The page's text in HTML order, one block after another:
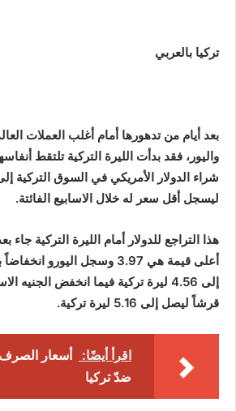
تركيا بالعربي
بعد أيام من تدهورها أمام أغلب العملات
واليور، فقد بدأت الليرة التركية تلتقط
ليسجل أقل سعر له خلال الاسابيع الفائتة.
هذا التراجع للدولار أمام الليرة التركية
قرشاً ليصل إلى 5.16 ليرة تركية.
اقرأ أيضًا:
أسعار
ضدّ تركيا